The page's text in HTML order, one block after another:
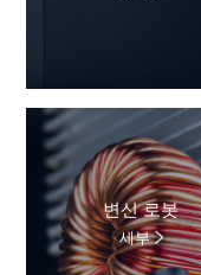
변신 로봇
세부